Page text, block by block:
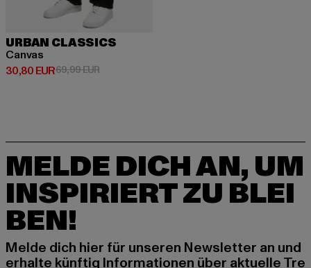
URBAN CLASSICS
Canvas
30,80 EUR
Derzeitiger Preis: 30,80 EUR
69,99 EURAktionspreis: 69,99 EUR
MELDE DICH AN, UM
INSPIRIERT ZU BLEI
BEN!
Melde dich hier für unseren Newsletter an und
erhalte künftig Informationen über aktuelle Tre